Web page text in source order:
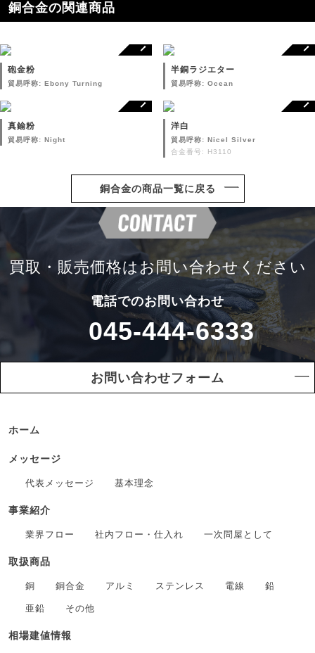
銅合金の関連商品
砲金粉
貿易呼称: Ebony Turning
半銅ラジエター
貿易呼称: Ocean
真鍮粉
貿易呼称: Night
洋白
貿易呼称: Nicel Silver
合金番号: H3110
銅合金の商品一覧に戻る
買取・販売価格はお問い合わせください
電話でのお問い合わせ
045-444-6333
お問い合わせフォーム
ホーム
メッセージ
代表メッセージ 基本理念
事業紹介
業界フロー 社内フロー・仕入れ 一次問屋として
取扱商品
銅 銅合金 アルミ ステンレス 電線 鉛
亜鉛 その他
相場建値情報